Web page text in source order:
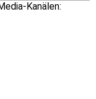
Kanälen: